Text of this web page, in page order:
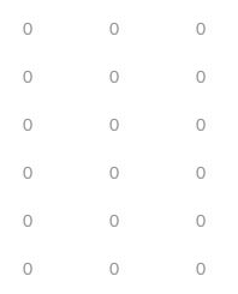
0 0 0
0 0 0
0 0 0
0 0 0
0 0 0
0 0 0